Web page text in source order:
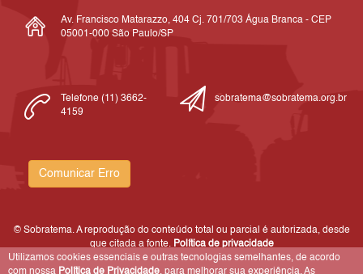
Av. Francisco Matarazzo, 404 Cj. 701/703 Água Branca - CEP
05001-000 São Paulo/SP
Telefone (11) 3662-
4159
sobratema@sobratema.org.br
Comunicar Erro
© Sobratema. A reprodução do conteúdo total ou parcial é autorizada, desde
que citada a fonte. Política de privacidade
Utilizamos cookies essenciais e outras tecnologias semelhantes, de acordo
com nossa Política de Privacidade, para melhorar sua experiência. As